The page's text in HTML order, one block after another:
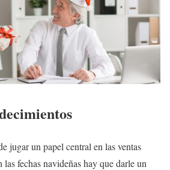
jugar un papel central en las ventas
fechas navideñas hay que darle un